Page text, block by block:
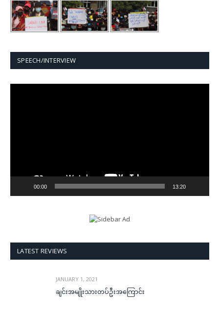
SPEECH/INTERVIEW
00:00 13:20
LATEST REVIEWS
JANUARY 1, 2021
ချင်းအမျိုးသားတပ်ဦးအကြောင်း